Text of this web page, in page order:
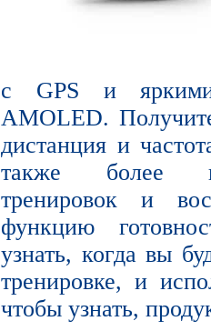
с GPS и яркими
AMOLED.
дистанция и
также более
тренировок и
функцию
узнать, когда вы
тренировке, и
чтобы узнать,